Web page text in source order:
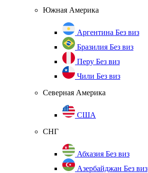
Южная Америка
Аргентина Без виз
Бразилия Без виз
Перу Без виз
Чили Без виз
Северная Америка
США
СНГ
Абхазия Без виз
Азербайджан Без виз